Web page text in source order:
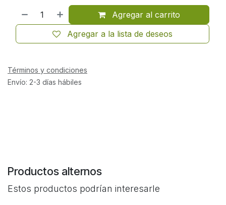
Agregar al carrito
Agregar a la lista de deseos
Términos y condiciones
Envío: 2-3 días hábiles
Productos alternos
Estos productos podrían interesarle